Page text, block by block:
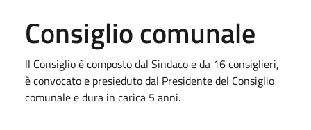
Consiglio comunale
ll Consiglio è composto dal Sindaco e da 16 consiglieri,
è convocato e presieduto dal Presidente del Consiglio
comunale e dura in carica 5 anni.